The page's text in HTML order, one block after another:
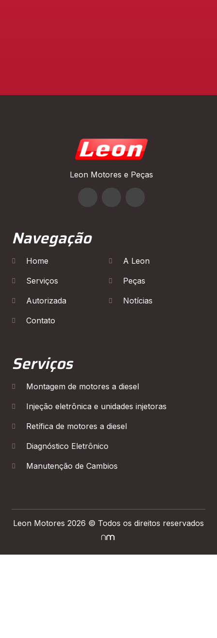
Leon Motores e Peças
Navegação
Home A Leon
Serviços Peças
Autorizada Notícias
Contato
Serviços
Montagem de motores a diesel
Injeção eletrônica e unidades injetoras
Retífica de motores a diesel
Diagnóstico Eletrônico
Manutenção de Cambios
Leon Motores 2026 © Todos os direitos reservados